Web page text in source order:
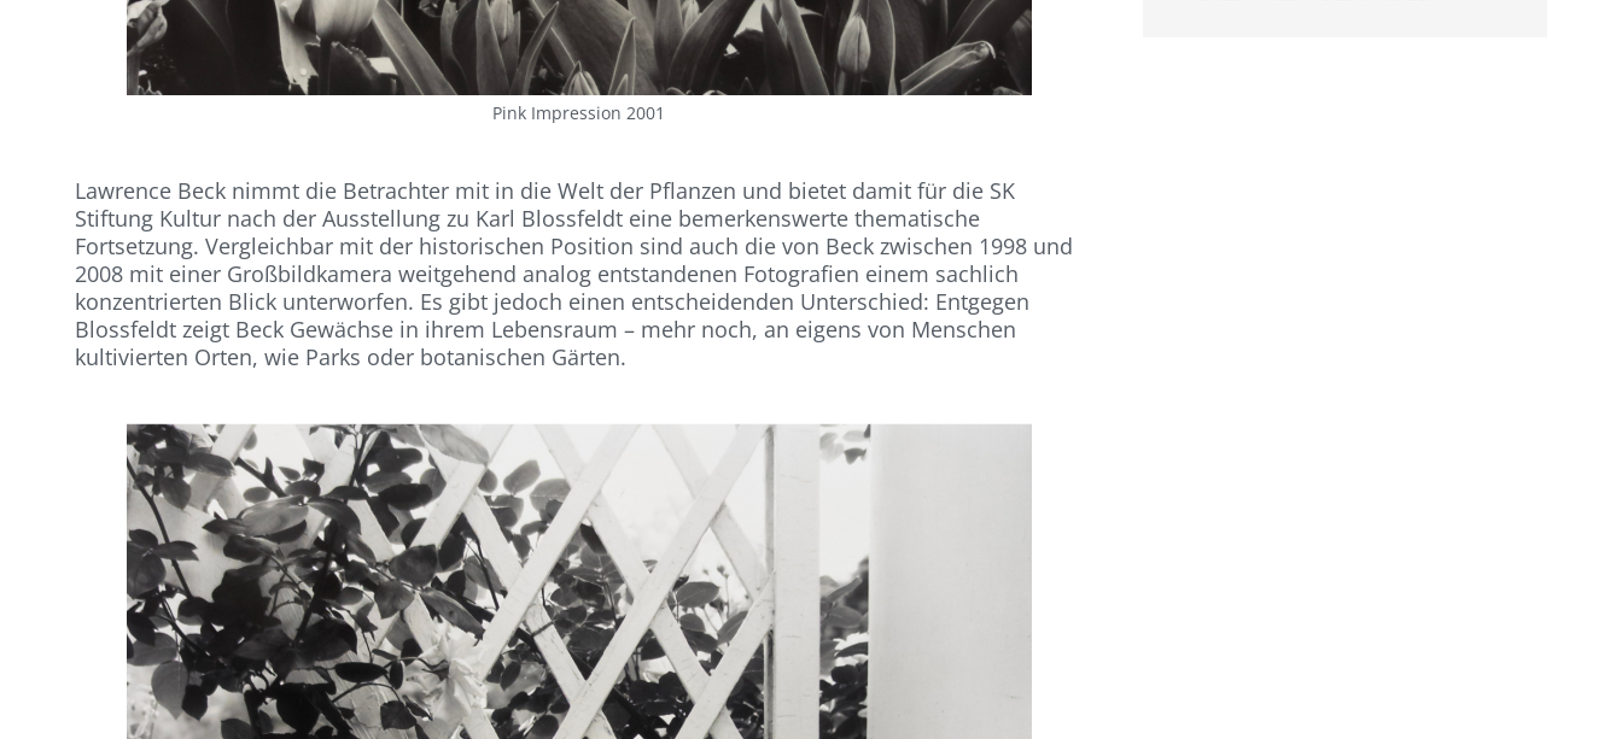
Pink Impression 2001
Lawrence Beck nimmt die Betrachter mit in die Welt der Pflanzen und bietet damit für die SK
Stiftung Kultur nach der Ausstellung zu Karl Blossfeldt eine bemerkenswerte thematische
Fortsetzung. Vergleichbar mit der historischen Position sind auch die von Beck zwischen 1998 und
2008 mit einer Großbildkamera weitgehend analog entstandenen Fotografien einem sachlich
konzentrierten Blick unterworfen. Es gibt jedoch einen entscheidenden Unterschied: Entgegen
Blossfeldt zeigt Beck Gewächse in ihrem Lebensraum – mehr noch, an eigens von Menschen
kultivierten Orten, wie Parks oder botanischen Gärten.